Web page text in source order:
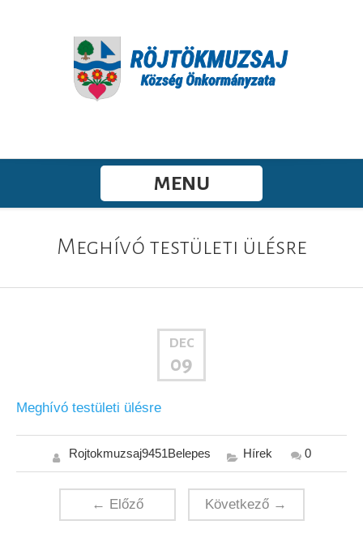
MENU
Meghívó testületi ülésre
DEC
09
Meghívó testületi ülésre
Rojtokmuzsaj9451Belepes Hírek 0
← Előző Következő →